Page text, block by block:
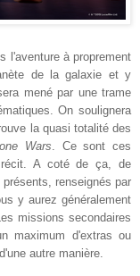
l'aventure à proprement
de la galaxie et y
mené par une trame
On soulignera
la quasi totalité des
Wars . Ce sont ces
récit. A coté de ça, de
renseignés par
y aurez généralement
missions secondaires
maximum d'extras ou
autre manière.